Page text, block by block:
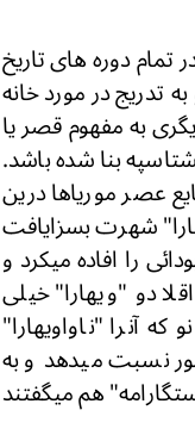
تمام دوره های تاریخ
تدریج در مورد خانه
به مفهوم قصر یا
بنا شده باشد.
عصر موریاها درین
شهرت بسزایافت
را افاده میکرد و
دو "ویهارا" خیلی
آنرا "ناواویهارا"
نسبت میدهد و به
هم میگفتند